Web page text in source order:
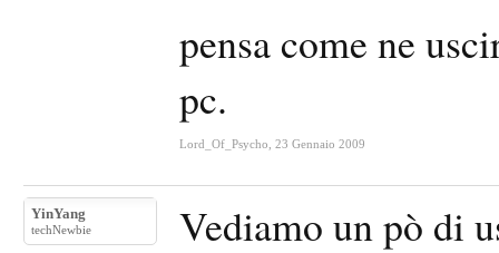
pensa come ne
pc.
Lord_Of_Psycho 23 Gennaio 2009
YinYang
techNewbie Vediamo un pò di